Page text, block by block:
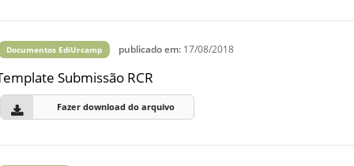
Documentos EdiUrcamp publicado em: 17/08/2018
Submissão RCR
Fazer download do arquivo